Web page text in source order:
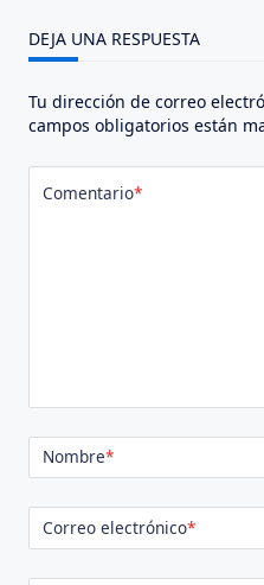
DEJA UNA RESPUESTA
Tu dirección de correo
campos obligatorios están
Comentario*
Nombre*
Correo electrónico*